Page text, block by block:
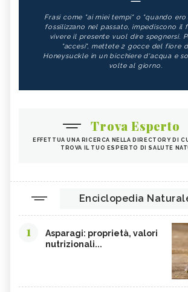
Frasi come "ai miei tempi" o "quando
fossilizzano nel passato, impediscono il
vivere il presente vuol dire spegnersi.
"accesi", mettete 2 gocce del fiore
Honeysuckle in un bicchiere d'acqua e
volte al giorno.
Trova Esperto
EFFETTUA UNA RICERCA NELLA DIRECTORY DI
TROVA IL TUO ESPERTO DI SALUTE
Enciclopedia
1
Asparagi: proprietà, valori
nutrizionali...